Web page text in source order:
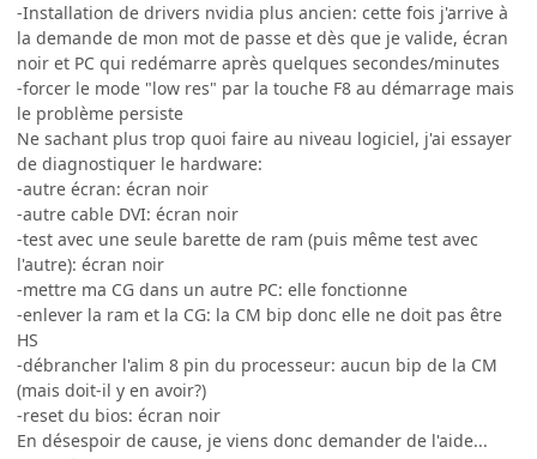
-Installation de drivers nvidia plus ancien: cette fois j'arrive à
la demande de mon mot de passe et dès que je valide, écran
noir et PC qui redémarre après quelques secondes/minutes
-forcer le mode "low res" par la touche F8 au démarrage mais
le problème persiste
Ne sachant plus trop quoi faire au niveau logiciel, j'ai essayer
de diagnostiquer le hardware:
-autre écran: écran noir
-autre cable DVI: écran noir
-test avec une seule barette de ram (puis même test avec
l'autre): écran noir
-mettre ma CG dans un autre PC: elle fonctionne
-enlever la ram et la CG: la CM bip donc elle ne doit pas être
HS
-débrancher l'alim 8 pin du processeur: aucun bip de la CM
(mais doit-il y en avoir?)
-reset du bios: écran noir
En désespoir de cause, je viens donc demander de l'aide...